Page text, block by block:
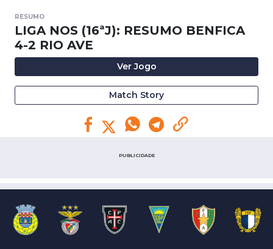
RESUMO
LIGA NOS (16ªJ): RESUMO BENFICA
4-2 RIO AVE
Ver Jogo
Match Story
PUBLICIDADE